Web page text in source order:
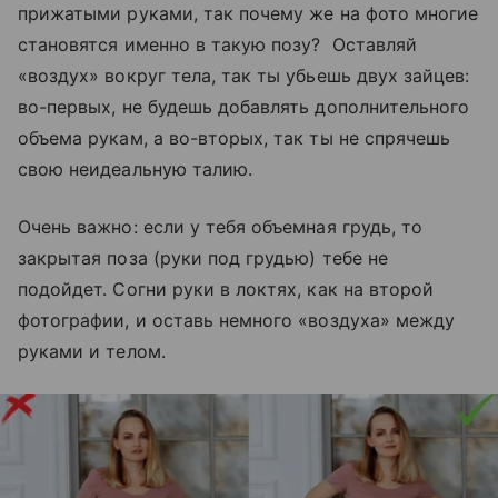
прижатыми руками, так почему же на фото многие
становятся именно в такую позу? Оставляй
«воздух» вокруг тела, так ты убьешь двух зайцев:
во-первых, не будешь добавлять дополнительного
объема рукам, а во-вторых, так ты не спрячешь
свою неидеальную талию.
Очень важно: если у тебя объемная грудь, то
закрытая поза (руки под грудью) тебе не
подойдет. Согни руки в локтях, как на второй
фотографии, и оставь немного «воздуха» между
руками и телом.